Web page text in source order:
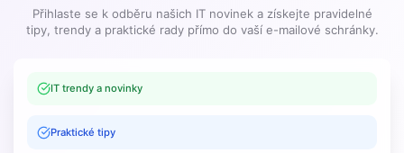
Přihlaste se k odběru našich IT novinek a získejte pravidelné
tipy, trendy a praktické rady přímo do vaší e-mailové schránky.
IT trendy a novinky
Praktické tipy